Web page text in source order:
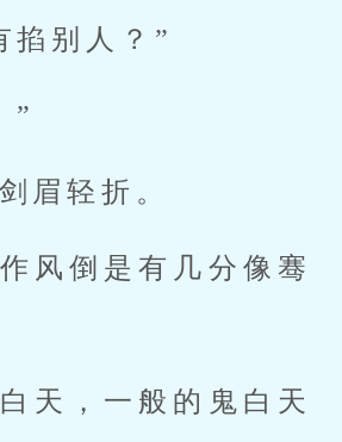
掐别人？”
”
眉轻折。
风倒是有几分像骞
天，一般的鬼白天